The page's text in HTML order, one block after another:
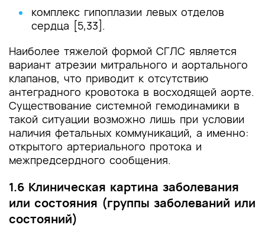
комплекс гипоплазии левых отделов
сердца [5,33].
Наиболее тяжелой формой СГЛС является
вариант атрезии митрального и аортального
клапанов, что приводит к отсутствию
антеградного кровотока в восходящей аорте.
Существование системной гемодинамики в
такой ситуации возможно лишь при условии
наличия фетальных коммуникаций, а именно:
открытого артериального протока и
межпредсердного сообщения.
1.6 Клиническая картина заболевания
или состояния (группы заболеваний или
состояний)